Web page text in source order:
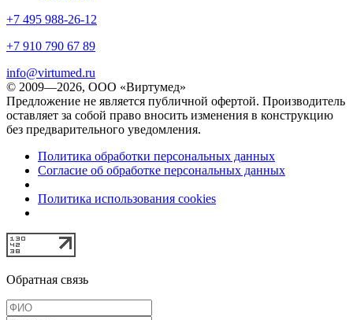
+7 495 988-26-12
+7 910 790 67 89
info@virtumed.ru
© 2009—2026, ООО «Виртумед»
Предложение не является публичной офертой. Производитель
оставляет за собой право вносить изменения в конструкцию
без предварительного уведомления.
Политика обработки персональных данных
Согласие об обработке персональных данных
Политика использования cookies
Обратная связь